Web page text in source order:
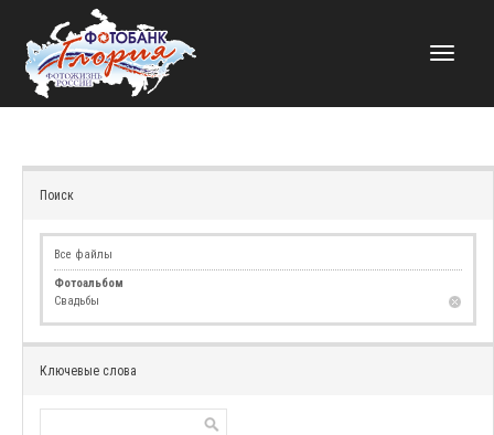
НАВИГАЦИЯ
Поиск
Все файлы
Фотоальбом
Свадьбы
Ключевые слова